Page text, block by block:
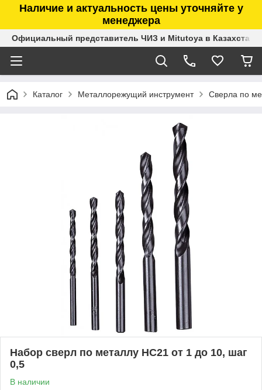
Наличие и актуальность цены уточняйте у
менеджера
Официальный представитель ЧИЗ и Mitutoya в Казахстане
Каталог Металлорежущий инструмент Сверла по
Набор сверл по металлу НС21 от 1 до 10, шаг
0,5
В наличии